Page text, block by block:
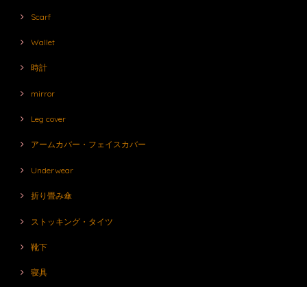
Scarf
Wallet
時計
mirror
Leg cover
アームカバー・フェイスカバー
Underwear
折り畳み傘
ストッキング・タイツ
靴下
寝具